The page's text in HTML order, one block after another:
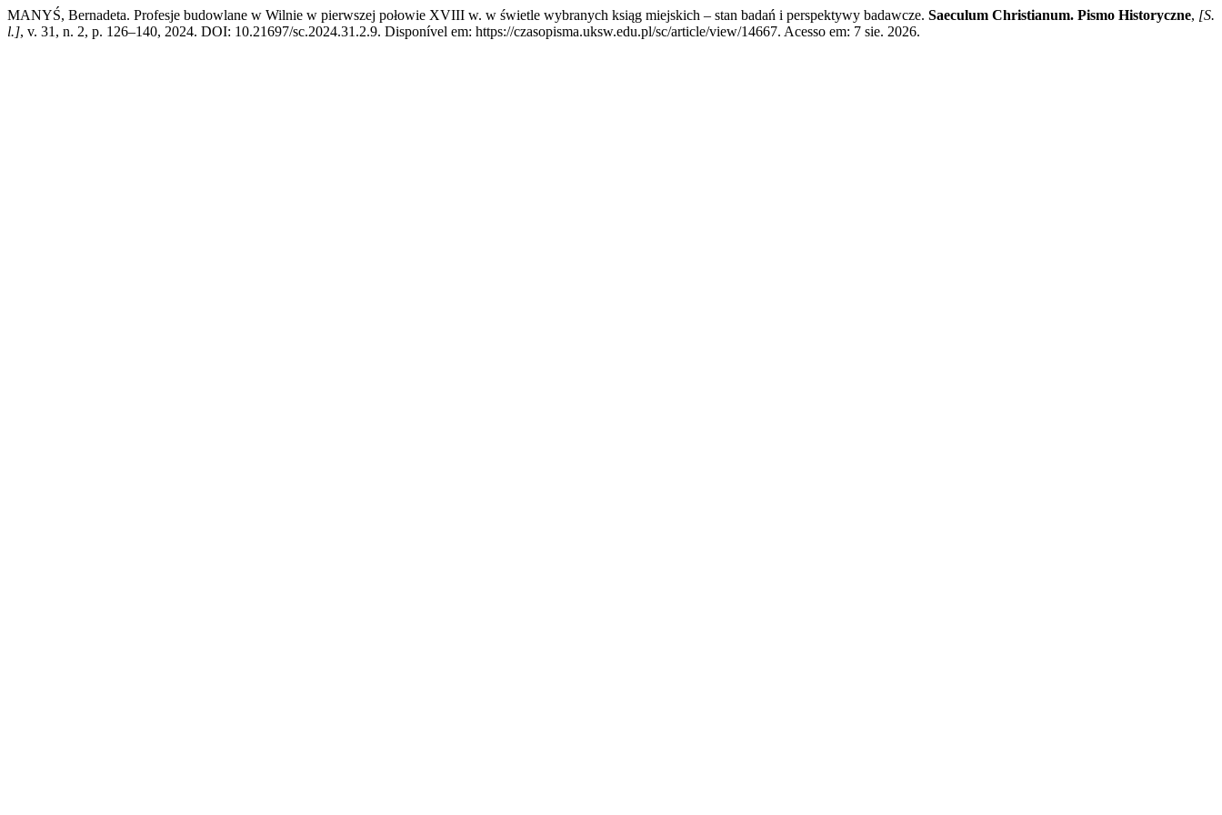
MANYŚ, Bernadeta. Profesje budowlane w Wilnie w pierwszej połowie XVIII w. w świetle wybranych ksiąg miejskich – stan badań i perspektywy badawcze. Saeculum Christianum. Pismo Historyczne, [S.
l.], v. 31, n. 2, p. 126–140, 2024. DOI: 10.21697/sc.2024.31.2.9. Disponível em: https://czasopisma.uksw.edu.pl/sc/article/view/14667. Acesso em: 7 sie. 2026.